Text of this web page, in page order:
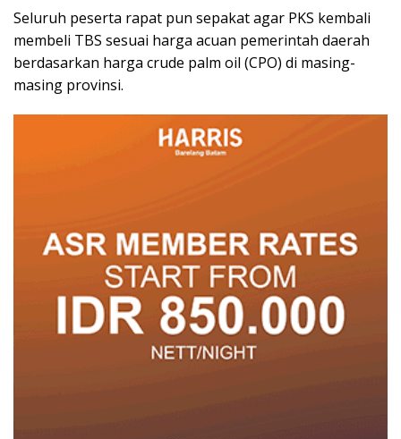
Seluruh peserta rapat pun sepakat agar PKS kembali
membeli TBS sesuai harga acuan pemerintah daerah
berdasarkan harga crude palm oil (CPO) di masing-
masing provinsi.